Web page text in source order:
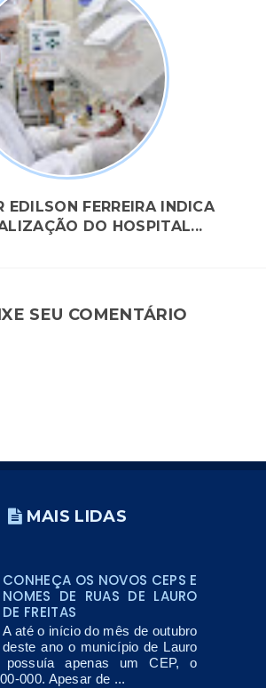
EDILSON FERREIRA INDICA
DO HOSPITAL...
SEU COMENTÁRIO
MAIS LIDAS
CONHEÇA OS NOVOS CEPS E
NOMES DE RUAS DE LAURO
DE FREITAS
A até o início do mês de outubro
deste ano o município de Lauro
possuía apenas um CEP, o
000. Apesar de ...